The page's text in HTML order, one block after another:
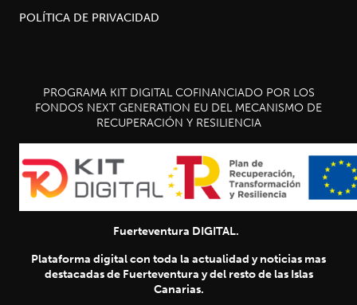
POLÍTICA DE PRIVACIDAD
PROGRAMA KIT DIGITAL COFINANCIADO POR LOS
FONDOS NEXT GENERATION EU DEL MECANISMO DE
RECUPERACIÓN Y RESILIENCIA
Fuerteventura DIGITAL.
Plataforma digital con toda la actualidad y noticias mas
destacadas de Fuerteventura y del resto de las Islas
Canarias.